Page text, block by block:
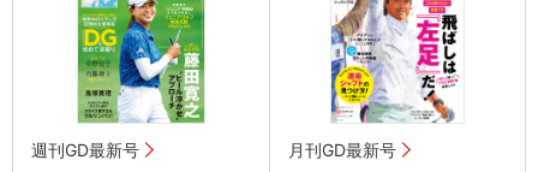
週刊GD最新号 月刊GD最新号